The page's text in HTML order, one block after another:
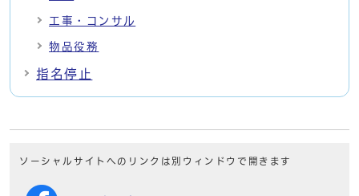
工事・コンサル
物品役務
指名停止
ソーシャルサイトへのリンクは別ウィンドウで開きます